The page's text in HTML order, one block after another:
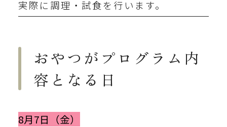
実際に調理・試食を行います。
おやつがプログラム内
容となる日
8月7日（金）